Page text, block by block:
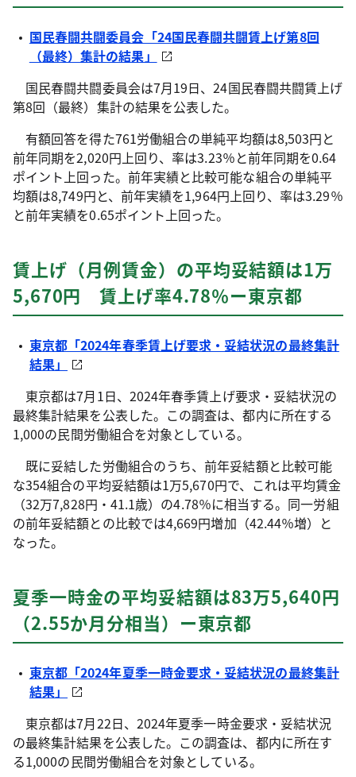
国民春闘共闘委員会「24国民春闘共闘賃上げ第8回
（最終）集計の結果」
国民春闘共闘委員会は7月19日、24国民春闘共闘賃上げ
第8回（最終）集計の結果を公表した。
有額回答を得た761労働組合の単純平均額は8,503円と
前年同期を2,020円上回り、率は3.23％と前年同期を0.64
ポイント上回った。前年実績と比較可能な組合の単純平
均額は8,749円と、前年実績を1,964円上回り、率は3.29％
と前年実績を0.65ポイント上回った。
賃上げ（月例賃金）の平均妥結額は1万
5,670円 賃上げ率4.78％ー東京都
東京都「2024年春季賃上げ要求・妥結状況の最終集計
結果」
東京都は7月1日、2024年春季賃上げ要求・妥結状況の
最終集計結果を公表した。この調査は、都内に所在する
1,000の民間労働組合を対象としている。
既に妥結した労働組合のうち、前年妥結額と比較可能
な354組合の平均妥結額は1万5,670円で、これは平均賃金
（32万7,828円・41.1歳）の4.78％に相当する。同一労組
の前年妥結額との比較では4,669円増加（42.44％増）と
なった。
夏季一時金の平均妥結額は83万5,640円
（2.55か月分相当）ー東京都
東京都「2024年夏季一時金要求・妥結状況の最終集計
結果」
東京都は7月22日、2024年夏季一時金要求・妥結状況
の最終集計結果を公表した。この調査は、都内に所在す
る1,000の民間労働組合を対象としている。